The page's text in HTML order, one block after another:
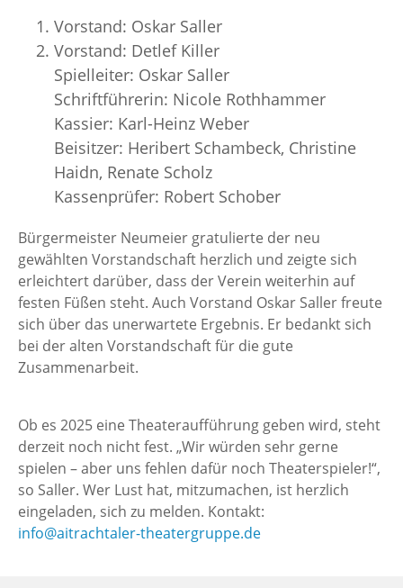
Vorstand: Oskar Saller
Vorstand: Detlef Killer
Spielleiter: Oskar Saller
Schriftführerin: Nicole Rothhammer
Kassier: Karl-Heinz Weber
Beisitzer: Heribert Schambeck, Christine
Haidn, Renate Scholz
Kassenprüfer: Robert Schober
Bürgermeister Neumeier gratulierte der neu
gewählten Vorstandschaft herzlich und zeigte sich
erleichtert darüber, dass der Verein weiterhin auf
festen Füßen steht. Auch Vorstand Oskar Saller freute
sich über das unerwartete Ergebnis. Er bedankt sich
bei der alten Vorstandschaft für die gute
Zusammenarbeit.
Ob es 2025 eine Theateraufführung geben wird, steht
derzeit noch nicht fest. „Wir würden sehr gerne
spielen – aber uns fehlen dafür noch Theaterspieler!“,
so Saller. Wer Lust hat, mitzumachen, ist herzlich
eingeladen, sich zu melden. Kontakt:
info@aitrachtaler-theatergruppe.de